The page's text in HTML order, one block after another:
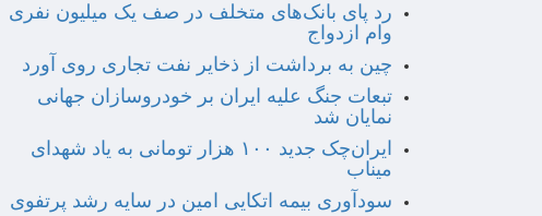
رد پای بانک‌های متخلف در صف یک میلیون نفری
وام ازدواج
چین به برداشت از ذخایر نفت تجاری روی آورد
تبعات جنگ علیه ایران بر خودروسازان جهانی
نمایان شد
ایران‌چک جدید ۱۰۰ هزار تومانی به یاد شهدای
میناب
سودآوری بیمه اتکایی امین در سایه رشد پرتفوی